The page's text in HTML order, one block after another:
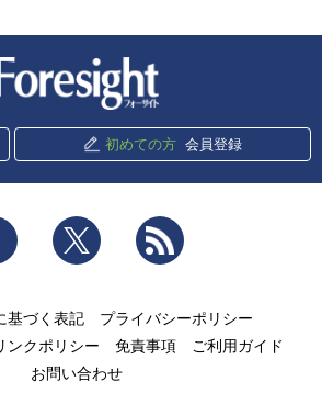
初めての方 会員登録
Facebook Twitter
基づく表記
プライバシーポリシー
ンクポリシー 免責事項
ご利用ガイド
お問い合わせ